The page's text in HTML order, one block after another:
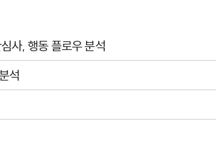
사, 행동 플로우 분석
석